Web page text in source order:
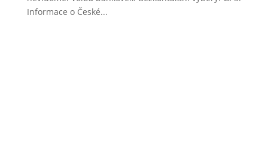
Informace o České...